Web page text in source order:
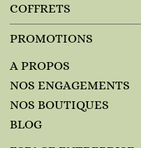
COFFRETS
PROMOTIONS
A PROPOS
NOS ENGAGEMENTS
NOS BOUTIQUES
BLOG